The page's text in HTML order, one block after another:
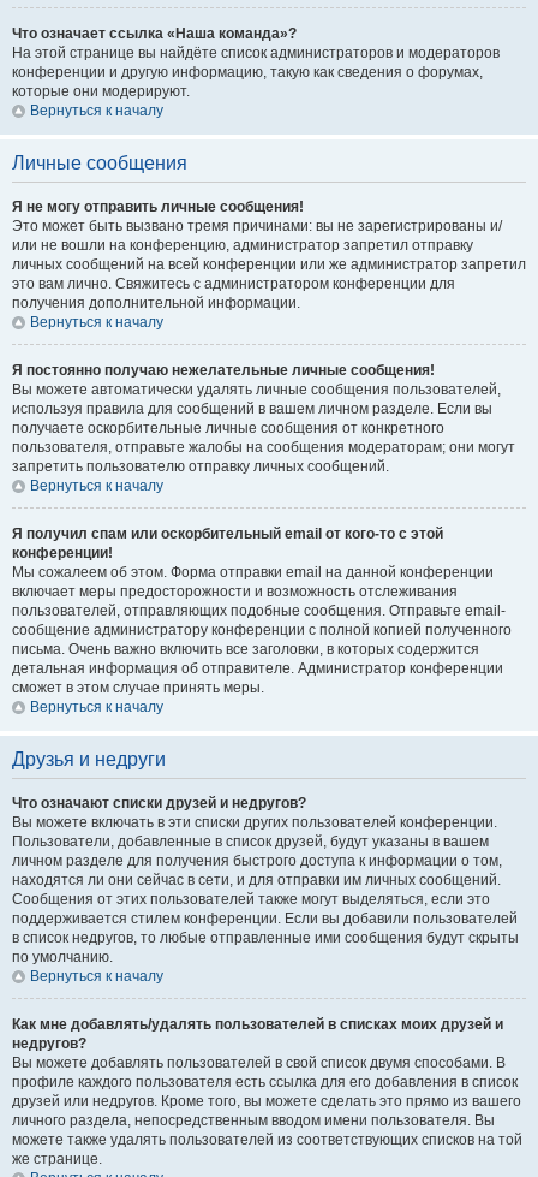
Что означает ссылка «Наша команда»?
На этой странице вы найдёте список администраторов и модераторов
конференции и другую информацию, такую как сведения о форумах,
которые они модерируют.
Вернуться к началу
Личные сообщения
Я не могу отправить личные сообщения!
Это может быть вызвано тремя причинами: вы не зарегистрированы и/
или не вошли на конференцию, администратор запретил отправку
личных сообщений на всей конференции или же администратор запретил
это вам лично. Свяжитесь с администратором конференции для
получения дополнительной информации.
Вернуться к началу
Я постоянно получаю нежелательные личные сообщения!
Вы можете автоматически удалять личные сообщения пользователей,
используя правила для сообщений в вашем личном разделе. Если вы
получаете оскорбительные личные сообщения от конкретного
пользователя, отправьте жалобы на сообщения модераторам; они могут
запретить пользователю отправку личных сообщений.
Вернуться к началу
Я получил спам или оскорбительный email от кого-то с этой
конференции!
Мы сожалеем об этом. Форма отправки email на данной конференции
включает меры предосторожности и возможность отслеживания
пользователей, отправляющих подобные сообщения. Отправьте email-
сообщение администратору конференции с полной копией полученного
письма. Очень важно включить все заголовки, в которых содержится
детальная информация об отправителе. Администратор конференции
сможет в этом случае принять меры.
Вернуться к началу
Друзья и недруги
Что означают списки друзей и недругов?
Вы можете включать в эти списки других пользователей конференции.
Пользователи, добавленные в список друзей, будут указаны в вашем
личном разделе для получения быстрого доступа к информации о том,
находятся ли они сейчас в сети, и для отправки им личных сообщений.
Сообщения от этих пользователей также могут выделяться, если это
поддерживается стилем конференции. Если вы добавили пользователей
в список недругов, то любые отправленные ими сообщения будут скрыты
по умолчанию.
Вернуться к началу
Как мне добавлять/удалять пользователей в списках моих друзей и
недругов?
Вы можете добавлять пользователей в свой список двумя способами. В
профиле каждого пользователя есть ссылка для его добавления в список
друзей или недругов. Кроме того, вы можете сделать это прямо из вашего
личного раздела, непосредственным вводом имени пользователя. Вы
можете также удалять пользователей из соответствующих списков на той
же странице.